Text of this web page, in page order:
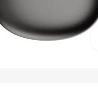
برای بزرگنمایی کلیک کنید